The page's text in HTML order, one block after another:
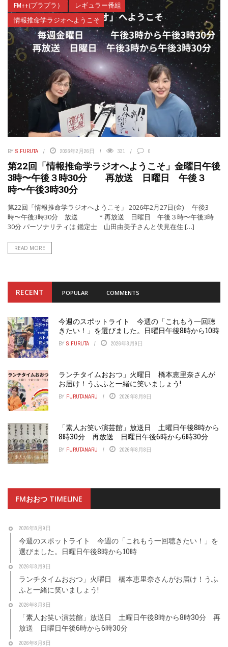
FM++(プラプラ）
レギュラー番組
情報推命学ラジオへようこそ
BY S.FURUTA 2026年2月26日 331 0
第22回「情報推命学ラジオへようこそ」金曜日午後
3時〜午後３時30分 再放送 日曜日 午後３
時〜午後3時30分
第22回「情報推命学ラジオへようこそ」 2026年2月27日(金) 午後3
時〜午後3時30分 放送 ＊再放送 日曜日 午後３時〜午後3時
30分 パーソナリティは 鑑定士 山田由美子さんと伏見在住 […]
READ MORE
RECENT POPULAR COMMENTS
今週のスポットライト 今週の「これもう一回聴
きたい！」を選びました。日曜日午後8時から10時
BY S.FURUTA 2026年8月9日
ランチタイムおおつ」火曜日 橋本恵里奈さんが
お届け！うふふと一緒に笑いましょう!
BY FURUTANARU 2026年8月9日
「素人お笑い演芸館」放送日 土曜日午後8時から
8時30分 再放送 日曜日午後6時から6時30分
BY FURUTANARU 2026年8月8日
FMおおつ TIMELINE
2026年8月9日
今週のスポットライト 今週の「これもう一回聴きたい！」を
選びました。日曜日午後8時から10時
2026年8月9日
ランチタイムおおつ」火曜日 橋本恵里奈さんがお届け！うふ
ふと一緒に笑いましょう!
2026年8月8日
「素人お笑い演芸館」放送日 土曜日午後8時から8時30分 再
放送 日曜日午後6時から6時30分
2026年8月8日